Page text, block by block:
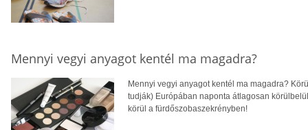
Mennyi vegyi anyagot kentél ma magadra?
Mennyi vegyi anyagot kentél ma magadra?
tudják) Európában naponta átlagosan
körül a fürdőszobaszekrényben!